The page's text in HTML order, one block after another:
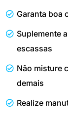
Garanta boa
Suplemente
escassas
Não misture
demais
Realize